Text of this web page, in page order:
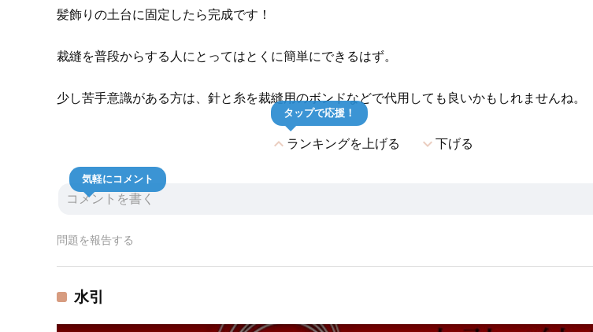
髪飾りの土台に固定したら完成です！
裁縫を普段からする人にとってはとくに簡単にできるはず。
少し苦手意識がある方は、針と糸を裁縫用のボンドなどで代用しても良いかもしれませんね。
expand_lessランキングを上げる
タップで応援！
expand_more下げる
気軽にコメント
問題を報告する
水引